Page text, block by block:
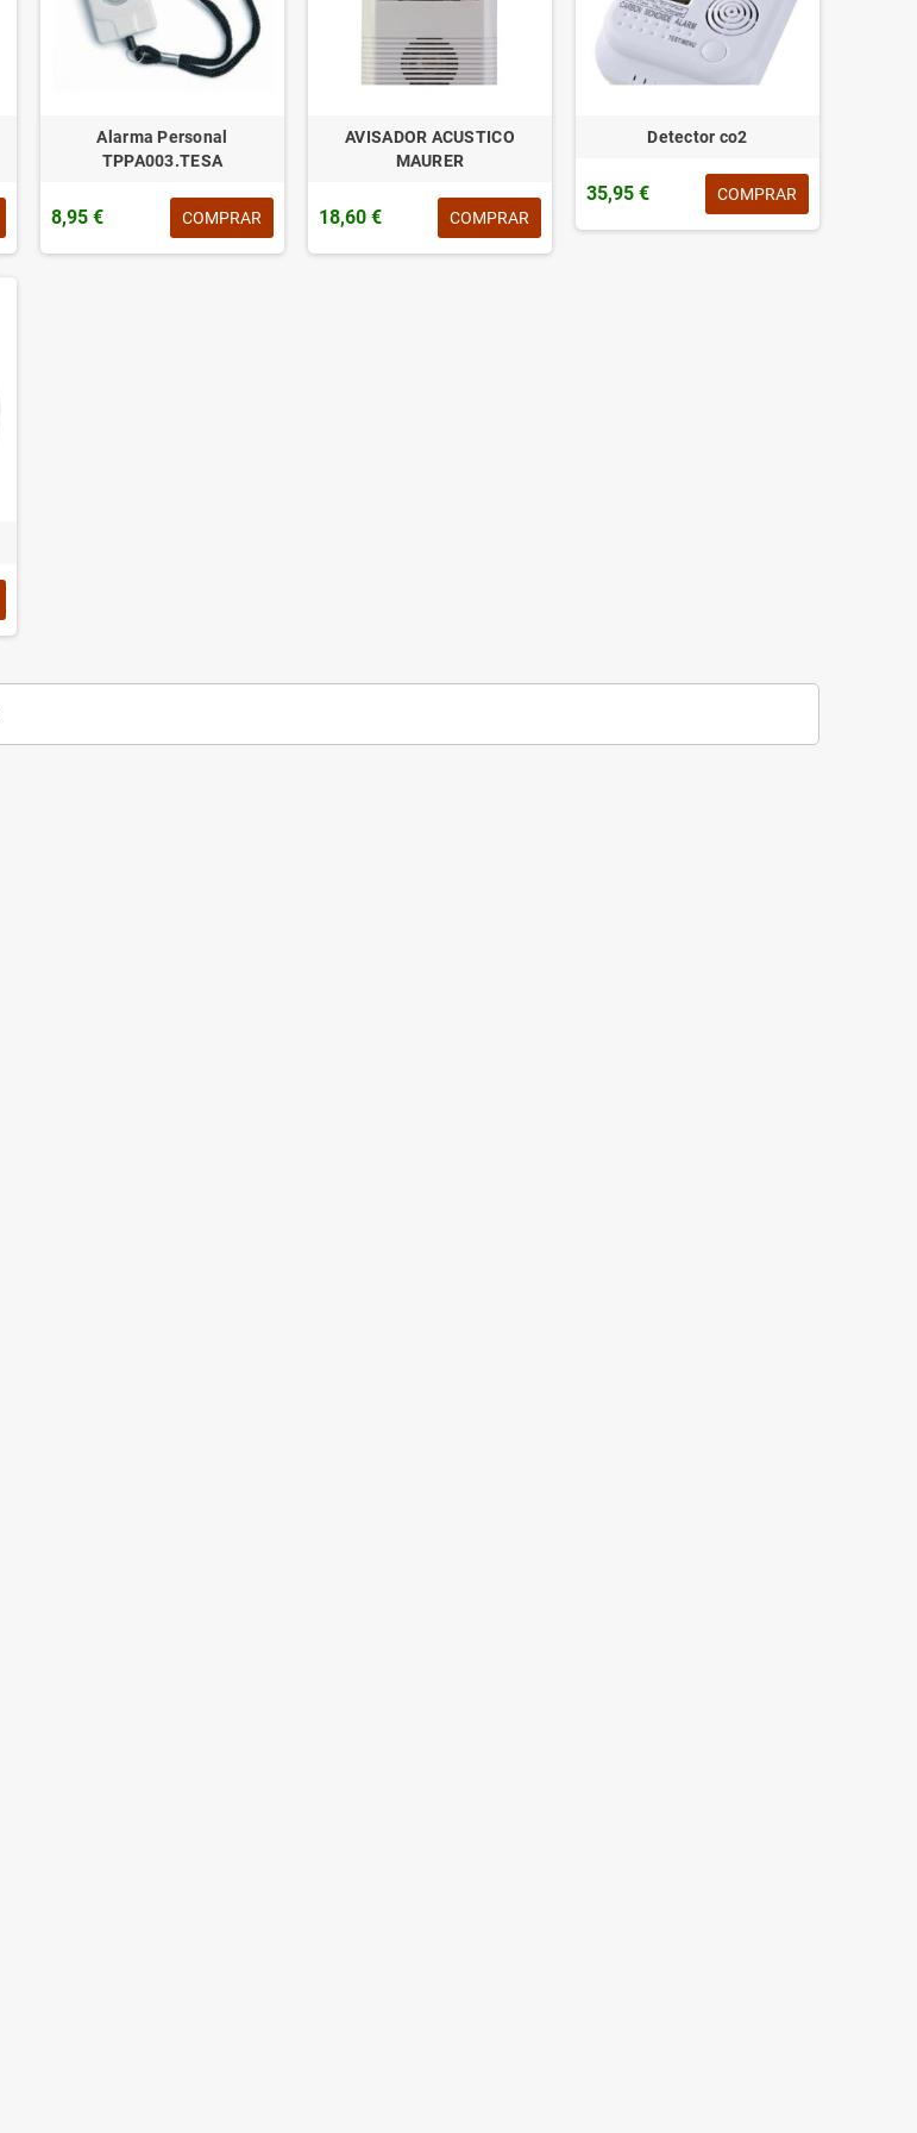
Alarma Personal
TPPA003.TESA
8,95 € COMPRAR
AVISADOR ACUSTICO
MAURER
18,60 € COMPRAR
Detector co2
35,95 € COMPRAR